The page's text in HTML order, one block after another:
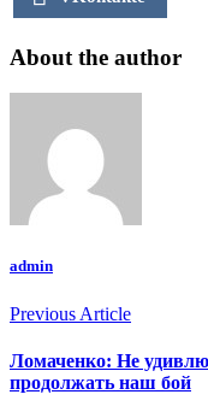
About the author
admin
Previous Article
Ломаченко: Не
продолжать наш бой